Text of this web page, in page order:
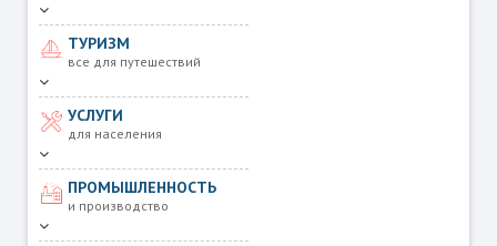
ТУРИЗМ
все для путешествий
УСЛУГИ
для населения
ПРОМЫШЛЕННОСТЬ
и производство